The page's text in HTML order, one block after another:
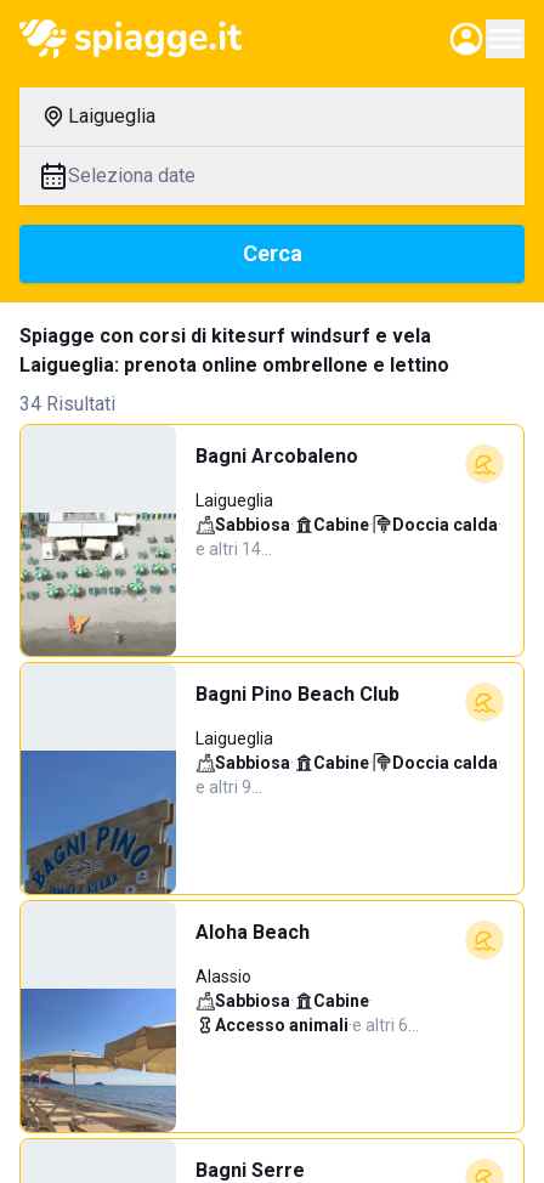
Laigueglia
Seleziona date
Cerca
Spiagge con corsi di kitesurf windsurf e vela
Laigueglia: prenota online ombrellone e lettino
34 Risultati
Bagni Arcobaleno
Laigueglia
Sabbiosa· Cabine· Doccia calda·
e altri 14…
Bagni Pino Beach Club
Laigueglia
Sabbiosa· Cabine· Doccia calda·
e altri 9…
Aloha Beach
Alassio
Sabbiosa· Cabine·
Accesso animali·e altri 6…
Bagni Serre